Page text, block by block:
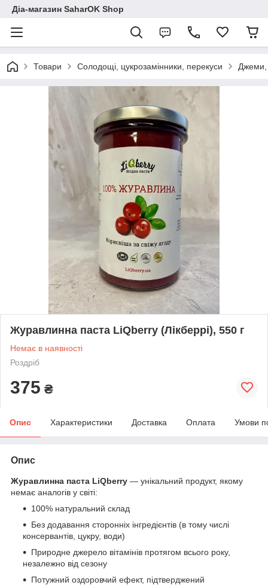
Діа-магазин SaharOK Shop
Товари Солодощі, цукрозамінники, перекуси Джеми,
Журавлинна паста LiQberry (Лікберрі), 550 г
Немає в наявності
Роздріб
375 ₴
Опис Характеристики Доставка Оплата Умови
Опис
Журавлинна паста LiQberry — унікальний продукт, якому
немає аналогів у світі:
100% натуральний склад
Без додавання сторонніх інгредієнтів (в тому числі
консервантів, цукру, води)
Природне джерело вітамінів протягом всього року,
незалежно від сезону
Потужний оздоровчий ефект, підтверджений